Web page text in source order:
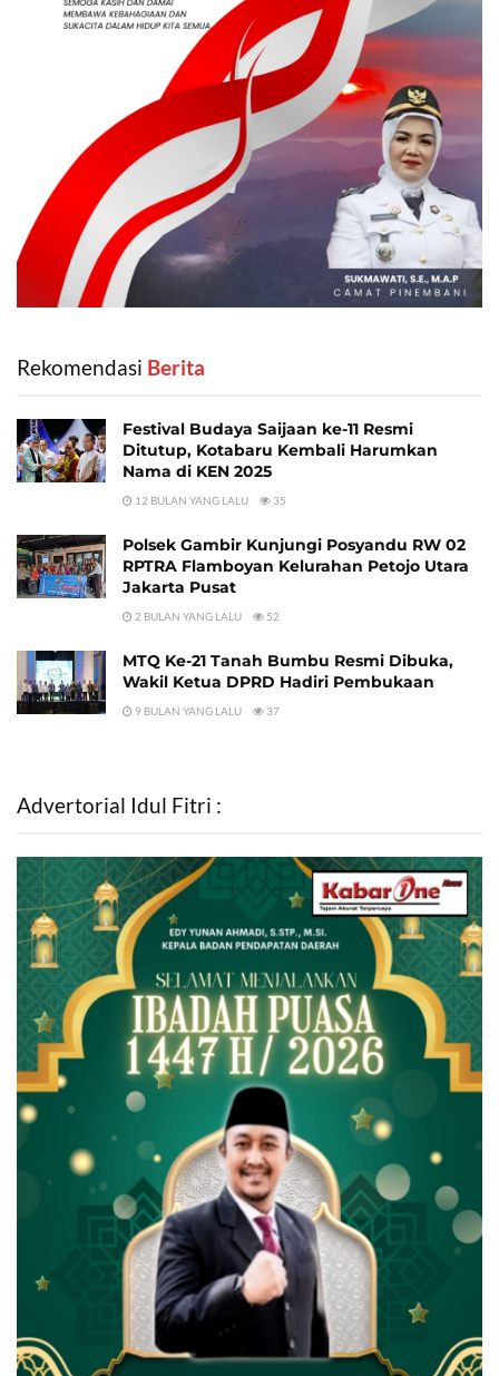
Rekomendasi ‎ Berita
Festival Budaya Saijaan ke-11 Resmi
Ditutup, Kotabaru Kembali Harumkan
Nama di KEN 2025
12 BULAN YANG LALU 35
Polsek Gambir Kunjungi Posyandu RW 02
RPTRA Flamboyan Kelurahan Petojo Utara
Jakarta Pusat
2 BULAN YANG LALU 52
MTQ Ke-21 Tanah Bumbu Resmi Dibuka,
Wakil Ketua DPRD Hadiri Pembukaan
9 BULAN YANG LALU 37
Advertorial Idul Fitri :